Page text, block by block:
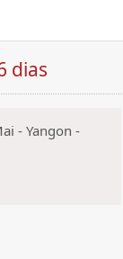
dias
- Yangon -